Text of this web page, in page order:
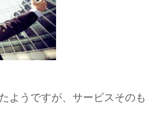
ようですが、サービスその